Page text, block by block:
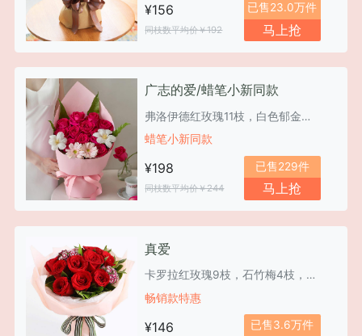
¥156
同枝数平均价￥192
已售23.0万件
马上抢
广志的爱/蜡笔小新同款
弗洛伊德红玫瑰11枝，白色郁金香2枝，粉色弗朗2枝，山苏叶4枝
蜡笔小新同款
¥198
同枝数平均价￥244
已售229件
马上抢
真爱
卡罗拉红玫瑰9枝，石竹梅4枝，栀子叶0.5扎
畅销款特惠
¥146 已售3.6万件